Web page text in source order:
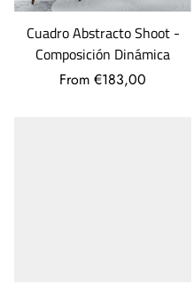
Cuadro Abstracto Shoot -
Composición Dinámica
From €183,00